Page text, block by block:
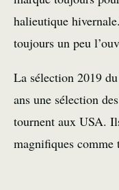
halieutique
toujours un peu
La sélection 2019
ans une sélection
tournent aux USA.
magnifiques comme